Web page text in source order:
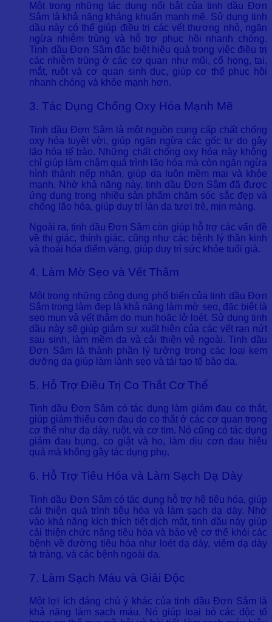
Một trong những tác dụng nổi bật của tinh dầu Đơn
Sâm là khả năng kháng khuẩn mạnh mẽ. Sử dụng tinh
dầu này có thể giúp điều trị các vết thương nhỏ, ngăn
ngừa nhiễm trùng và hỗ trợ phục hồi nhanh chóng.
Tinh dầu Đơn Sâm đặc biệt hiệu quả trong việc điều trị
các nhiễm trùng ở các cơ quan như mũi, cổ họng, tai,
mắt, ruột và cơ quan sinh dục, giúp cơ thể phục hồi
nhanh chóng và khỏe mạnh hơn.
3. Tác Dụng Chống Oxy Hóa Mạnh Mẽ
Tinh dầu Đơn Sâm là một nguồn cung cấp chất chống
oxy hóa tuyệt vời, giúp ngăn ngừa các gốc tự do gây
lão hóa tế bào. Những chất chống oxy hóa này không
chỉ giúp làm chậm quá trình lão hóa mà còn ngăn ngừa
hình thành nếp nhăn, giúp da luôn mềm mại và khỏe
mạnh. Nhờ khả năng này, tinh dầu Đơn Sâm đã được
ứng dụng trong nhiều sản phẩm chăm sóc sắc đẹp và
chống lão hóa, giúp duy trì làn da tươi trẻ, mịn màng.
Ngoài ra, tinh dầu Đơn Sâm còn giúp hỗ trợ các vấn đề
về thị giác, thính giác, cũng như các bệnh lý thần kinh
và thoái hóa điểm vàng, giúp duy trì sức khỏe tuổi già.
4. Làm Mờ Sẹo và Vết Thâm
Một trong những công dụng phổ biến của tinh dầu Đơn
Sâm trong làm đẹp là khả năng làm mờ sẹo, đặc biệt là
sẹo mụn và vết thâm do mụn hoặc lở loét. Sử dụng tinh
dầu này sẽ giúp giảm sự xuất hiện của các vết rạn nứt
sau sinh, làm mềm da và cải thiện vẻ ngoài. Tinh dầu
Đơn Sâm là thành phần lý tưởng trong các loại kem
dưỡng da giúp làm lành sẹo và tái tạo tế bào da.
5. Hỗ Trợ Điều Trị Co Thắt Cơ Thể
Tinh dầu Đơn Sâm có tác dụng làm giảm đau co thắt,
giúp giảm thiểu cơn đau do co thắt ở các cơ quan trong
cơ thể như dạ dày, ruột, và cơ tim. Nó cũng có tác dụng
giảm đau bụng, co giật và ho, làm dịu cơn đau hiệu
quả mà không gây tác dụng phụ.
6. Hỗ Trợ Tiêu Hóa và Làm Sạch Dạ Dày
Tinh dầu Đơn Sâm có tác dụng hỗ trợ hệ tiêu hóa, giúp
cải thiện quá trình tiêu hóa và làm sạch dạ dày. Nhờ
vào khả năng kích thích tiết dịch mật, tinh dầu này giúp
cải thiện chức năng tiêu hóa và bảo vệ cơ thể khỏi các
bệnh về đường tiêu hóa như loét dạ dày, viêm dạ dày
tá tràng, và các bệnh ngoài da.
7. Làm Sạch Máu và Giải Độc
Một lợi ích đáng chú ý khác của tinh dầu Đơn Sâm là
khả năng làm sạch máu. Nó giúp loại bỏ các độc tố